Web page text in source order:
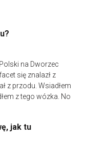
na Dworzec
się znalazł z
z przodu. Wsiadłem
z tego wózka. No
jak tu